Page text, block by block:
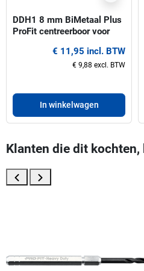
DDH1 8 mm BiMetaal Plus
ProFit centreerboor voor
€ 11,95 incl. BTW
€ 9,88 excl. BTW
In winkelwagen
Klanten die dit